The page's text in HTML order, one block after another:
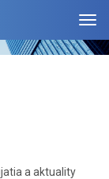
a aktuality